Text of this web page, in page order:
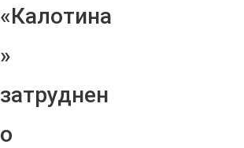
«Калотина
»
затруднен
о